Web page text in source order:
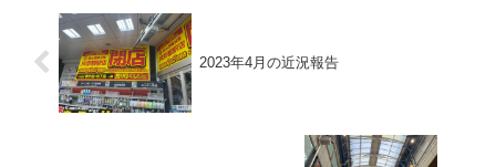
2023年4月の近況報告